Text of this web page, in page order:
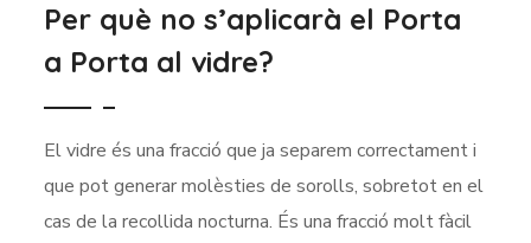
Per què no s’aplicarà el Porta
a Porta al vidre?
El vidre és una fracció que ja separem correctament i
que pot generar molèsties de sorolls, sobretot en el
cas de la recollida nocturna. És una fracció molt fàcil